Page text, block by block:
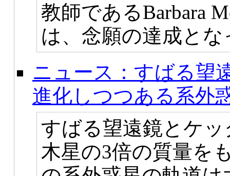
教師であるBarbara
は、念願の達成とな
ニュース：すばる望
進化しつつある系外
すばる望遠鏡とケ
木星の3倍の質量を